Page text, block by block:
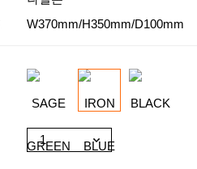
W370mm/H350mm/D100mm